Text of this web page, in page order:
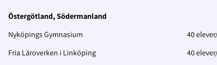
Östergötland, Södermanland
Nyköpings Gymnasium
40
Fria Läroverken i Linköping
40